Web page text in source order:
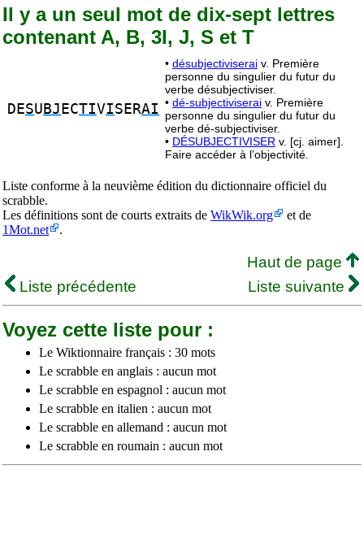
Il y a un seul mot de dix-sept lettres
contenant A, B, 3I, J, S et T
DESU BJ ECTIVISERAI
• désubjectiviserai v. Première
personne du singulier du futur du
verbe désubjectiviser.
• dé-subjectiviserai v. Première
personne du singulier du futur du
verbe dé-subjectiviser.
• DÉSUBJECTIVISER v. [cj. aimer].
Faire accéder à l’objectivité.
Liste conforme à la neuvième édition du dictionnaire officiel du
scrabble.
Les définitions sont de courts extraits de WikWik.org
et de
1Mot.net
.
Haut de page
Liste précédente
Liste suivante
Voyez cette liste pour :
Le Wiktionnaire français : 30 mots
Le scrabble en anglais : aucun mot
Le scrabble en espagnol : aucun mot
Le scrabble en italien : aucun mot
Le scrabble en allemand : aucun mot
Le scrabble en roumain : aucun mot